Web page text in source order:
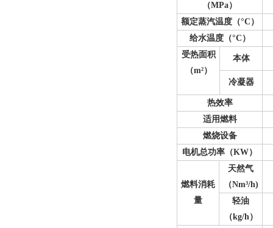
（MPa）
额定蒸汽温度（°C）
给水温度（°C）
受热面积
（m²）
本体
冷凝器
热效率
适用燃料
燃烧设备
电机总功率（KW）
燃料消耗
量
天然气
（Nm³/h)
轻油
（kg/h）